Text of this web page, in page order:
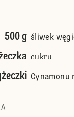
500 g śliwek
cukru
Cynamonu